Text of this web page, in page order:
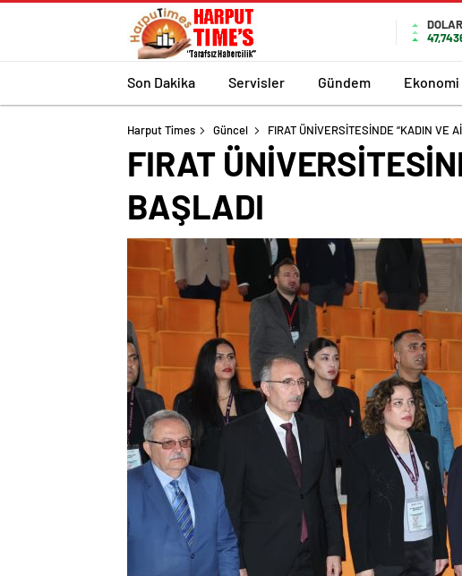
DOLAR
Son Dakika Servisler Gündem Ekonomi
Harput Times Güncel FIRAT ÜNİVERSİTESİNDE “KADIN VE
FIRAT
BAŞLADI